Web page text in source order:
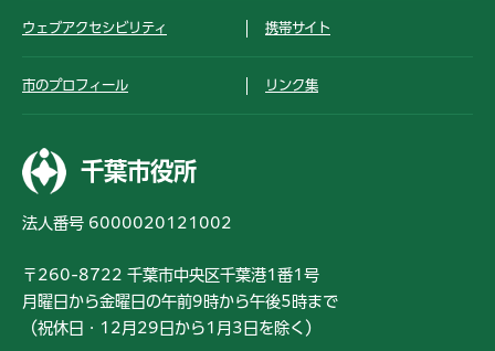
ウェブアクセシビリティ 携帯サイト
市のプロフィール リンク集
千葉市役所
法人番号 6000020121002
〒260-8722 千葉市中央区千葉港1番1号
月曜日から金曜日の午前9時から午後5時まで
（祝休日・12月29日から1月3日を除く）